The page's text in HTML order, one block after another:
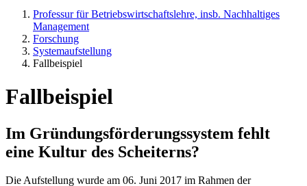
Professur für Betriebswirtschaftslehre, insb. Nachhaltiges
Management
Forschung
Systemaufstellung
Fallbeispiel
Fallbeispiel
Im Gründungsförderungssystem fehlt
eine Kultur des Scheiterns?
Die Aufstellung wurde am 06. Juni 2017 im Rahmen der